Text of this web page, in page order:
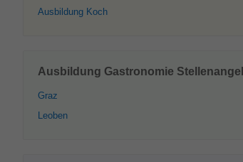
Ausbildung Koch
Ausbildung Gastronomie
Graz
Leoben